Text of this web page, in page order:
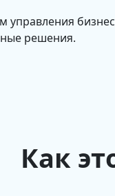
решения.
Как